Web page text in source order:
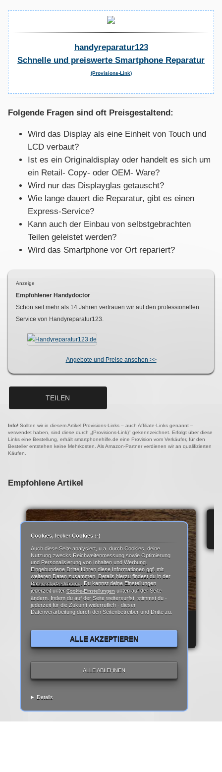
handyreparatur123
Schnelle und preiswerte Smartphone Reparatur
(Provisions-Link)
Folgende Fragen sind oft Preisgestaltend:
Wird das Display als eine Einheit von Touch und
LCD verbaut?
Ist es ein Originaldisplay oder handelt es sich um
ein Retail- Copy- oder OEM- Ware?
Wird nur das Displayglas getauscht?
Wie lange dauert die Reparatur, gibt es einen
Express-Service?
Kann auch der Einbau von selbstgebrachten
Teilen geleistet werden?
Wird das Smartphone vor Ort repariert?
Anzeige
Empfohlener Handydoctor
Schon seit mehr als 14 Jahren vertrauen wir auf den professionellen
Service von Handyreparatur123.
Angebote und Preise ansehen >>
TEILEN
Info! Sollten wir in diesem Artikel Provisions-Links – auch Affiliate-Links genannt –
verwendet haben, sind diese durch „(Provisions-Link)" gekennzeichnet. Erfolgt über diese
Links eine Bestellung, erhält smartphonehilfe.de eine Provision vom Verkäufer, für den
Besteller entstehen keine Mehrkosten. Als Amazon-Partner verdienen wir an qualifizierten
Käufen.
Empfohlene Artikel
REPARATUR ANLEITUNG | TEARDOWN
Cookies, lecker Cookies :-)
Auch diese Seite analysiert, u.a. durch Cookies, deine
Nutzung zwecks Reichweitenmessung sowie Optimierung
und Personalisierung von Inhalten und Werbung.
Eingebundene Dritte führen diese Informationen ggf. mit
weiteren Daten zusammen. Details hierzu findest du in der
Datenschutzerklärung
. Du kannst deine Einstellungen
jederzeit unter Cookie-Einstellungen unten auf der Seite
ändern. Indem du auf der Seite weitersurfst, stimmst du -
jederzeit für die Zukunft widerruflich - dieser
Datenverarbeitung durch den Seitenbetreiber und Dritte zu.
ALLE AKZEPTIEREN
ALLE ABLEHNEN
Details